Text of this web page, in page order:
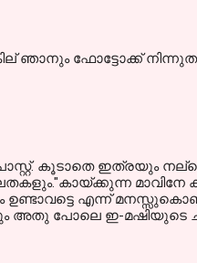
ഞാനും ഫോട്ടോക്ക്
കൂടാതെ ഇത്രയും
മാവിനേ
എന്ന്
അതു പോലെ ഇ-മഷിയുടെ